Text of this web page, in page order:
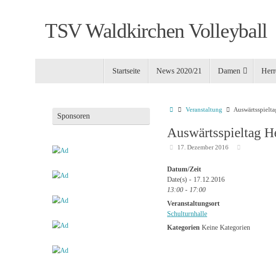
TSV Waldkirchen Volleyball
Startseite News 2020/21 Damen
Startseite
Veranstaltung
Auswärtsspieltag
17. Dezember 2016
Datum/Zeit
Date(s) - 17.12.2016
13:00 - 17:00
Veranstaltungsort
Schulturnhalle
Kategorien Keine Kategorien
Sponsoren